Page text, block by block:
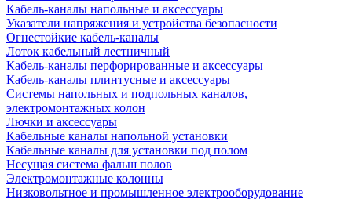
Кабель-каналы напольные и аксессуары
Указатели напряжения и устройства безопасности
Огнестойкие кабель-каналы
Лоток кабельный лестничный
Кабель-каналы перфорированные и аксессуары
Кабель-каналы плинтусные и аксессуары
Системы напольных и подпольных каналов,
электромонтажных колон
Лючки и аксессуары
Кабельные каналы напольной установки
Кабельные каналы для установки под полом
Несущая система фальш полов
Электромонтажные колонны
Низковольтное и промышленное электрооборудование